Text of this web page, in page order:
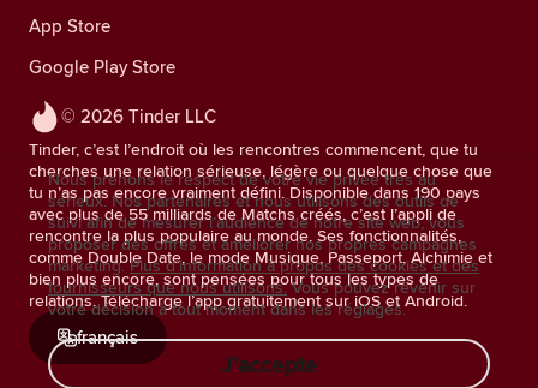
© 2026 Tinder LLC
Tinder, c’est l’endroit où les rencontres commencent, que tu
cherches une relation sérieuse, légère ou quelque chose que
tu n’as pas encore vraiment défini. Disponible dans 190 pays
avec plus de 55 milliards de Matchs créés, c’est l’appli de
rencontre la plus populaire au monde. Ses fonctionnalités,
comme Double Date, le mode Musique, Passeport, Alchimie et
bien plus encore, sont pensées pour tous les types de
relations. Télécharge l’app gratuitement sur iOS et Android.
français
App Store
Google Play Store
Nous prenons le respect de votre vie privée très au
sérieux. Nos partenaires et nous utilisons des outils de
suivi afin de mesurer l’audience de notre site web, vous
proposer des offres et améliorer nos propres campagnes
marketing. Plus d'information à propos des cookies et des
fournisseurs que nous utilisons. Vous pouvez revenir sur
votre décision à tout moment dans les réglages.
J’accepte